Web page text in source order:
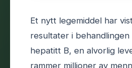
Et nytt legemiddel har
resultater i behandlingen
hepatitt B, en alvorlig
rammer millioner av